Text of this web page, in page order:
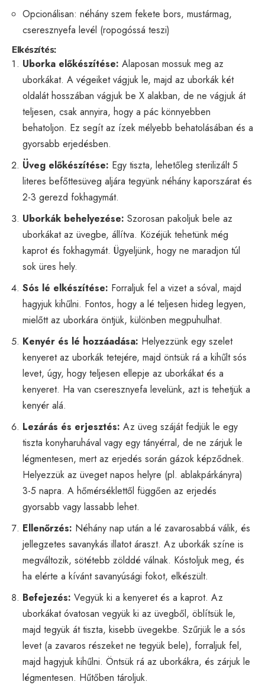
Opcionálisan: néhány szem fekete bors, mustármag,
cseresznyefa levél (ropogóssá teszi)
Elkészítés:
Uborka előkészítése: Alaposan mossuk meg az
uborkákat. A végeiket vágjuk le, majd az uborkák két
oldalát hosszában vágjuk be X alakban, de ne vágjuk át
teljesen, csak annyira, hogy a pác könnyebben
behatoljon. Ez segít az ízek mélyebb behatolásában és a
gyorsabb erjedésben.
Üveg előkészítése: Egy tiszta, lehetőleg sterilizált 5
literes befőttesüveg aljára tegyünk néhány kaporszárat és
2-3 gerezd fokhagymát.
Uborkák behelyezése: Szorosan pakoljuk bele az
uborkákat az üvegbe, állítva. Közéjük tehetünk még
kaprot és fokhagymát. Ügyeljünk, hogy ne maradjon túl
sok üres hely.
Sós lé elkészítése: Forraljuk fel a vizet a sóval, majd
hagyjuk kihűlni. Fontos, hogy a lé teljesen hideg legyen,
mielőtt az uborkára öntjük, különben megpuhulhat.
Kenyér és lé hozzáadása: Helyezzünk egy szelet
kenyeret az uborkák tetejére, majd öntsük rá a kihűlt sós
levet, úgy, hogy teljesen ellepje az uborkákat és a
kenyeret. Ha van cseresznyefa levelünk, azt is tehetjük a
kenyér alá.
Lezárás és erjesztés: Az üveg száját fedjük le egy
tiszta konyharuhával vagy egy tányérral, de ne zárjuk le
légmentesen, mert az erjedés során gázok képződnek.
Helyezzük az üveget napos helyre (pl. ablakpárkányra)
3-5 napra. A hőmérséklettől függően az erjedés
gyorsabb vagy lassabb lehet.
Ellenőrzés: Néhány nap után a lé zavarosabbá válik, és
jellegzetes savanykás illatot áraszt. Az uborkák színe is
megváltozik, sötétebb zölddé válnak. Kóstoljuk meg, és
ha elérte a kívánt savanyúsági fokot, elkészült.
Befejezés: Vegyük ki a kenyeret és a kaprot. Az
uborkákat óvatosan vegyük ki az üvegből, öblítsük le,
majd tegyük át tiszta, kisebb üvegekbe. Szűrjük le a sós
levet (a zavaros részeket ne tegyük bele), forraljuk fel,
majd hagyjuk kihűlni. Öntsük rá az uborkákra, és zárjuk le
légmentesen. Hűtőben tároljuk.